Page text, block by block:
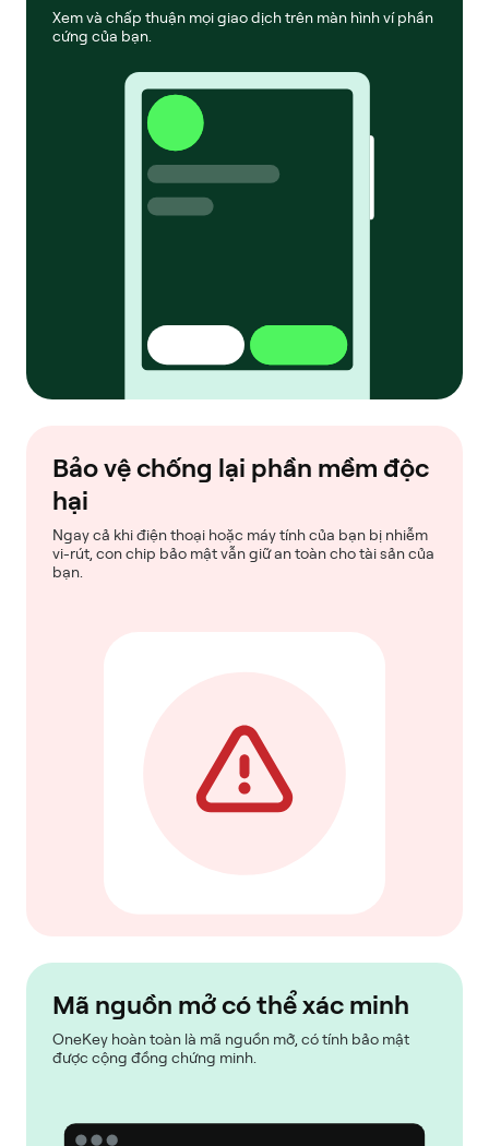
Xem và chấp thuận mọi giao dịch trên màn hình ví phần
cứng của bạn.
Bảo vệ chống lại phần mềm độc
hại
Ngay cả khi điện thoại hoặc máy tính của bạn bị nhiễm
vi-rút, con chip bảo mật vẫn giữ an toàn cho tài sản của
bạn.
Mã nguồn mở có thể xác minh
OneKey hoàn toàn là mã nguồn mở, có tính bảo mật
được cộng đồng chứng minh.